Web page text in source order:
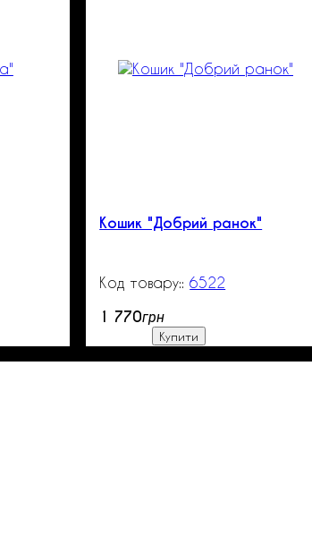
Кошик "Добрий ранок"
6522
1 770грн
Купити